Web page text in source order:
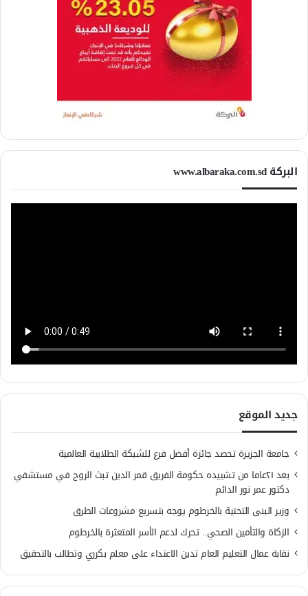
البركة www.albaraka.com.sd
جديد الموقع
جامعة الجزيرة تحصد جائزة أفضل فرع للشبكة الطلابية العالمية
بعد ٢١عاما من تشييده حكومة الفريق قمر الدين تبث الروح في مستشفي
دكتور عمر نور الدائم
وزير البنى التحتية بالخرطوم يوجه بتسريع مشروعات الطرق
الزكاة والتأمين الصحي.. تحرك لدعم الأسر المتعثرة بالخرطوم
نقابة عمال التعليم العام تدين الاعتداء على معلم بكرري وتطالب بالتحقيق